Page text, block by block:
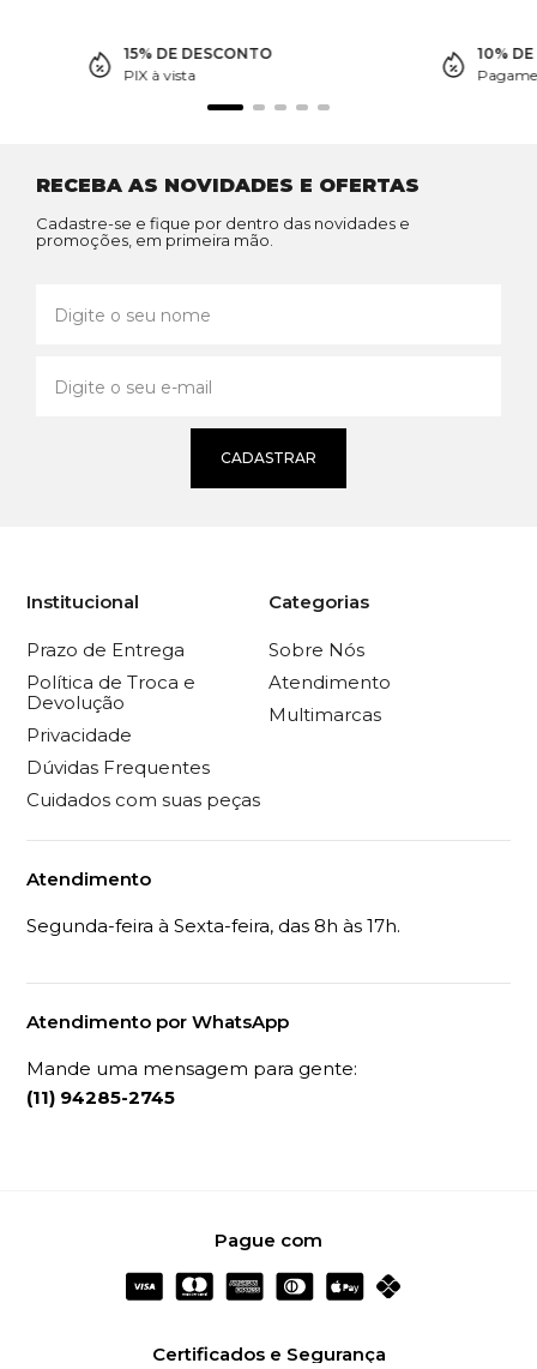
15% DE DESCONTO
PIX à vista
10%
RECEBA AS NOVIDADES E OFERTAS
Cadastre-se e fique por dentro das novidades e
promoções, em primeira mão.
CADASTRAR
Institucional
Prazo de Entrega
Política de Troca e
Devolução
Privacidade
Dúvidas Frequentes
Cuidados com suas peças
Categorias
Sobre Nós
Atendimento
Multimarcas
Atendimento
Segunda-feira à Sexta-feira, das 8h às 17h.
Atendimento por WhatsApp
Mande uma mensagem para gente:
(11) 94285-2745
Pague com
Certificados e Segurança